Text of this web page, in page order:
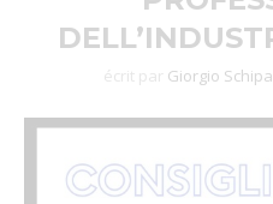
écrit par Giorgio